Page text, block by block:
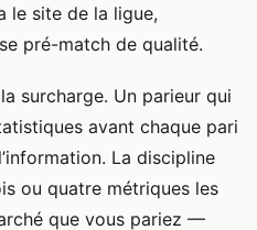
le site de la ligue,
pré-match de qualité.
surcharge. Un parieur qui
avant chaque pari
La discipline
ou quatre métriques les
que vous pariez —